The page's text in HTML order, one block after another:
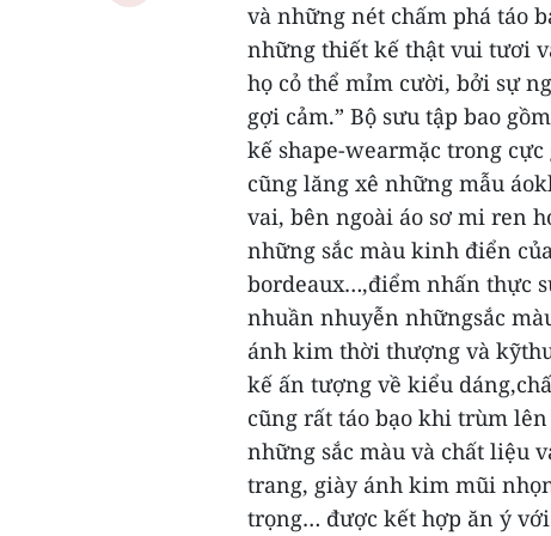
và những nét chấm phá táo
những thiết kế thật vui tươi
họ cỏ thể mỉm cười, bởi sự
gợi cảm.” Bộ sưu tập bao
kế shape-wearmặc trong
cũng lăng xê những mẫu
vai, bên ngoài áo sơ mi ren
những sắc màu kinh điển
bordeaux…,điểm nhấn thực
nhuần nhuyễn nhữngsắc
ánh kim thời thượng và
kế ấn tượng về kiểu
cũng rất táo bạo khi trùm
những sắc màu và chất liệu
trang, giày ánh kim mũi
trọng… được kết hợp ăn ý